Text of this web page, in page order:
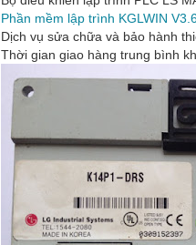
Phần mềm lập trình KGLWIN
Dịch vụ sửa chữa và bảo hành
Thời gian giao hàng trung bình